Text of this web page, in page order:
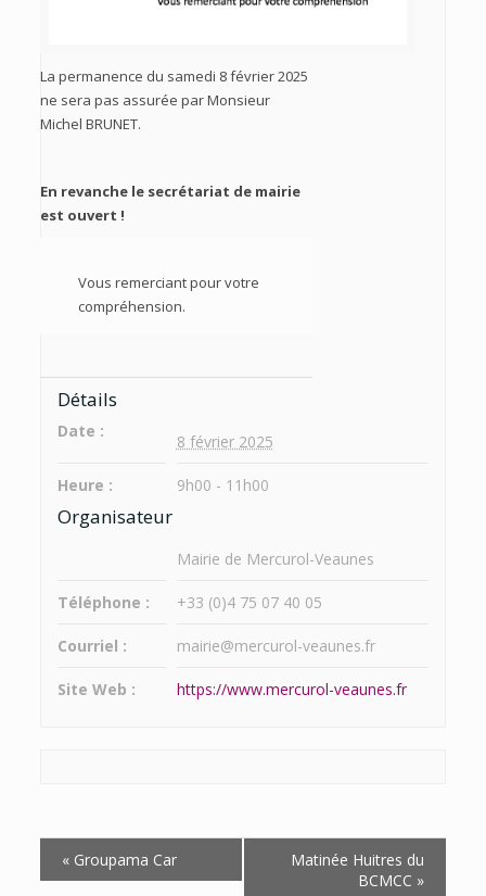
La permanence du samedi 8 février 2025
ne sera pas assurée par Monsieur
Michel BRUNET.
En revanche le secrétariat de mairie
est ouvert !
Vous remerciant pour votre
compréhension.
Détails
Date :
8 février 2025
Heure : 9h00 - 11h00
Organisateur
Mairie de Mercurol-Veaunes
Téléphone : +33 (0)4 75 07 40 05
Courriel : mairie@mercurol-veaunes.fr
Site Web : https://www.mercurol-veaunes.fr
Navigation
Évènement
«Groupama Car
Matinée Huitres du
BCMCC »